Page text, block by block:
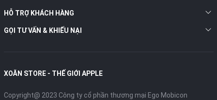
HỖ TRỢ KHÁCH HÀNG
GỌI TƯ VẤN & KHIẾU NẠI
XOĂN STORE - THẾ GIỚI APPLE
Copyright@ 2023 Công ty cổ phần thương mại Ego Mobicon